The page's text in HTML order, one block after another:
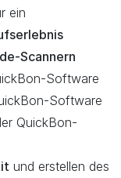
ein
Scannern
Software
Software
QuickBon-
und erstellen des